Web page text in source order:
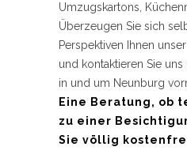
Umzugskartons,
Überzeugen Sie sich
Perspektiven Ihnen
und kontaktieren Sie
in und um Neunburg
Eine Beratung, ob
zu einer
Sie völlig